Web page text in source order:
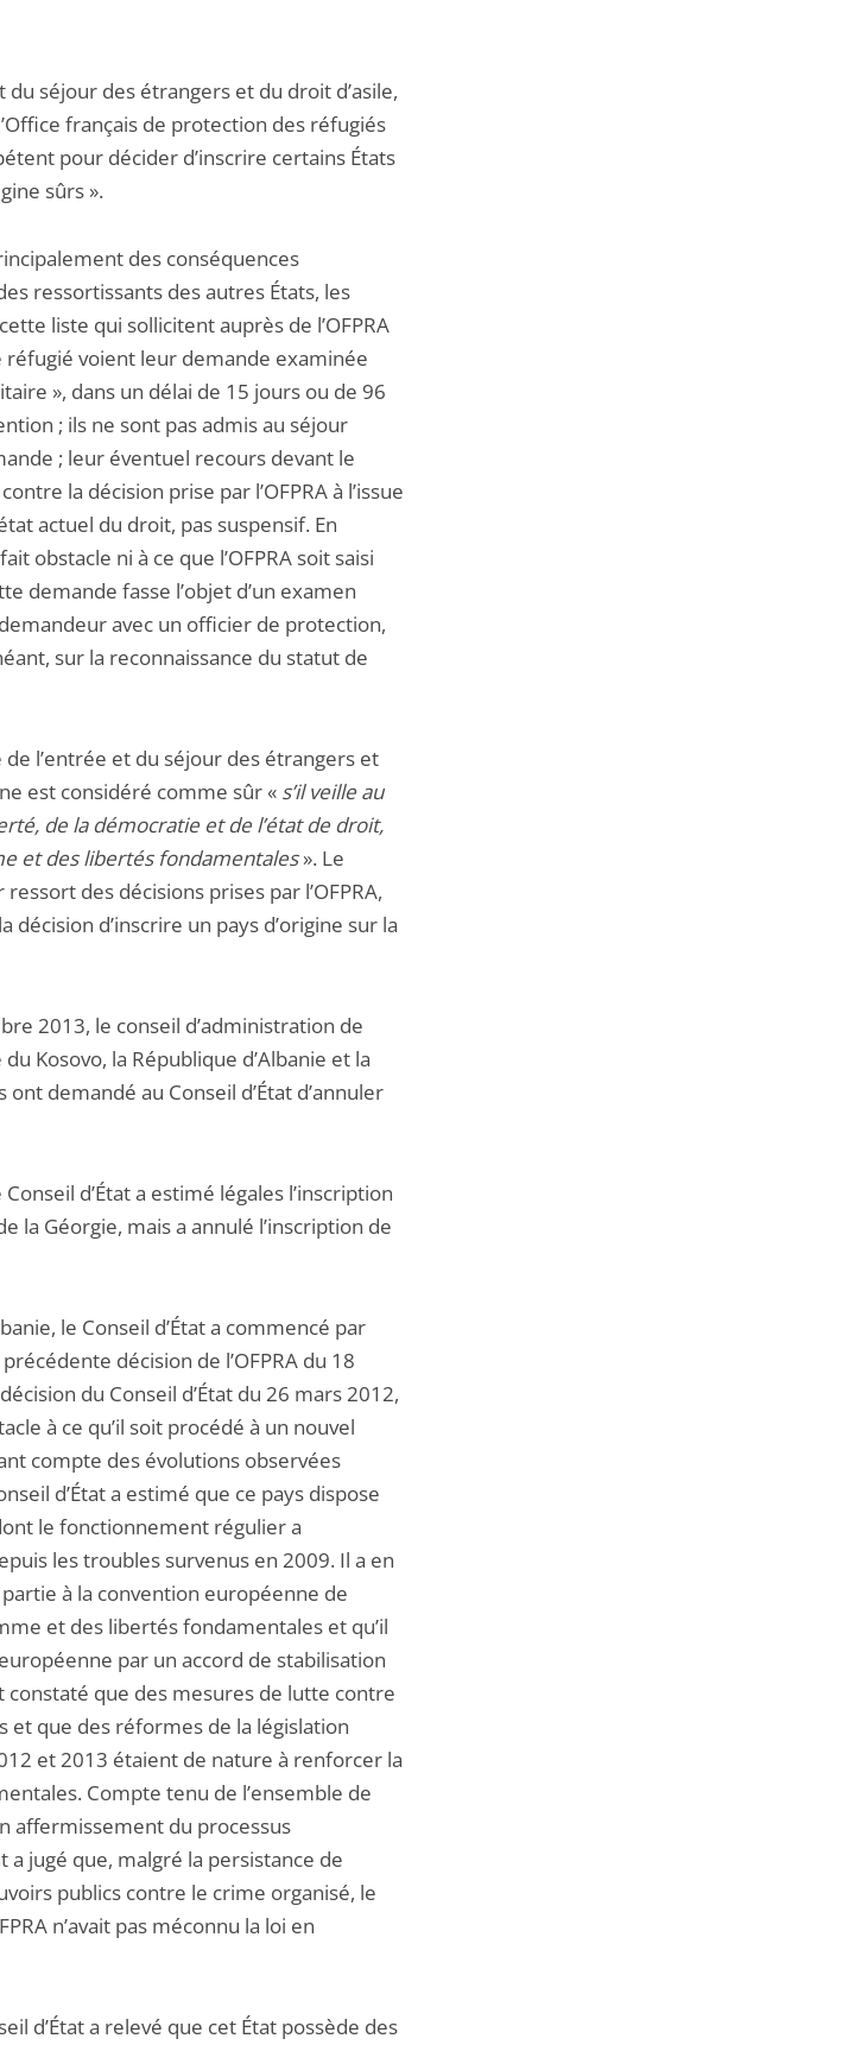
du séjour des étrangers et du droit d’asile,
français de protection des réfugiés
pour décider d’inscrire certains États
sûrs ».
des conséquences
ressortissants des autres États, les
liste qui sollicitent auprès de l’OFPRA
réfugié voient leur demande examinée
», dans un délai de 15 jours ou de 96
; ils ne sont pas admis au séjour
; leur éventuel recours devant le
la décision prise par l’OFPRA à l’issue
actuel du droit, pas suspensif. En
obstacle ni à ce que l’OFPRA soit saisi
demande fasse l’objet d’un examen
avec un officier de protection,
sur la reconnaissance du statut de
de l’entrée et du séjour des étrangers et
est considéré comme sûr « s’il veille au
de la démocratie et de l’état de droit,
et des libertés fondamentales». Le
des décisions prises par l’OFPRA,
d’inscrire un pays d’origine sur la
2013, le conseil d’administration de
Kosovo, la République d’Albanie et la
demandé au Conseil d’État d’annuler
d’État a estimé légales l’inscription
la Géorgie, mais a annulé l’inscription de
le Conseil d’État a commencé par
décision de l’OFPRA du 18
du Conseil d’État du 26 mars 2012,
à ce qu’il soit procédé à un nouvel
compte des évolutions observées
d’État a estimé que ce pays dispose
le fonctionnement régulier a
les troubles survenus en 2009. Il a en
à la convention européenne de
et des libertés fondamentales et qu’il
par un accord de stabilisation
constaté que des mesures de lutte contre
et que des réformes de la législation
et 2013 étaient de nature à renforcer la
Compte tenu de l’ensemble de
affermissement du processus
a jugé que, malgré la persistance de
publics contre le crime organisé, le
n’avait pas méconnu la loi en
d’État a relevé que cet État possède des